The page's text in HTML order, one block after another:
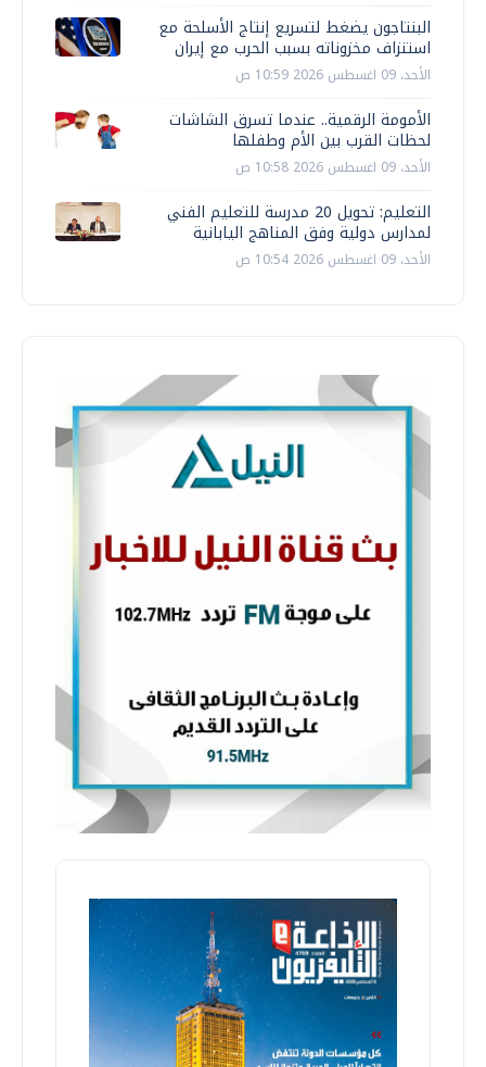
البنتاجون يضغط لتسريع إنتاج الأسلحة مع
استنزاف مخزوناته بسبب الحرب مع إيران
الأحد، 09 اغسطس 2026 10:59 ص
الأمومة الرقمية.. عندما تسرق الشاشات
لحظات القرب بين الأم وطفلها
الأحد، 09 اغسطس 2026 10:58 ص
التعليم: تحويل 20 مدرسة للتعليم الفني
لمدارس دولية وفق المناهج اليابانية
الأحد، 09 اغسطس 2026 10:54 ص